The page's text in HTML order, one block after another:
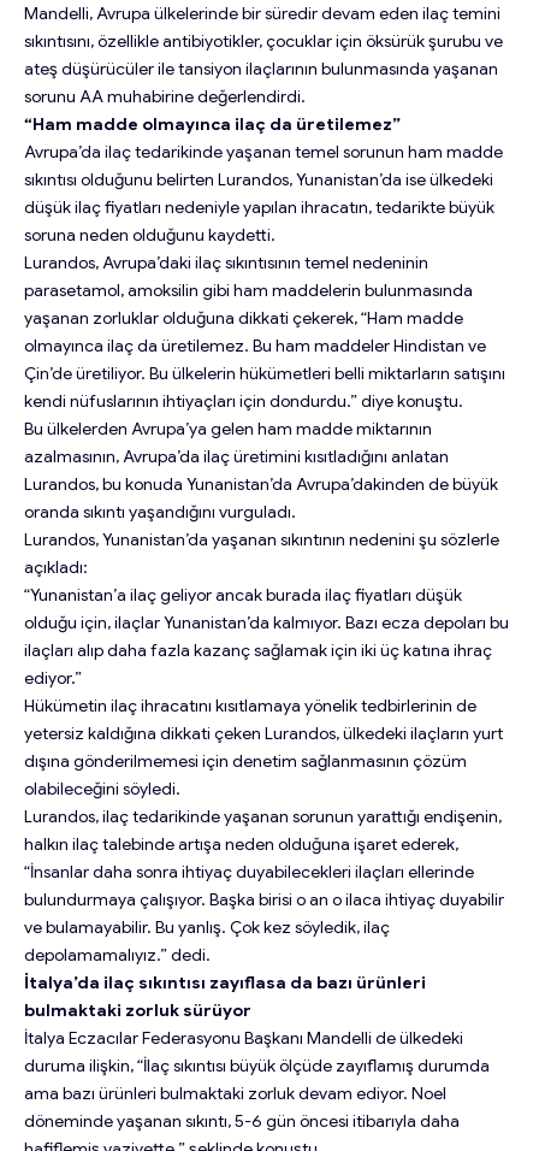
Mandelli, Avrupa ülkelerinde bir süredir devam eden ilaç temini
sıkıntısını, özellikle antibiyotikler, çocuklar için öksürük şurubu ve
ateş düşürücüler ile tansiyon ilaçlarının bulunmasında yaşanan
sorunu AA muhabirine değerlendirdi.
“Ham madde olmayınca ilaç da üretilemez”
Avrupa’da ilaç tedarikinde yaşanan temel sorunun ham madde
sıkıntısı olduğunu belirten Lurandos, Yunanistan’da ise ülkedeki
düşük ilaç fiyatları nedeniyle yapılan ihracatın, tedarikte büyük
soruna neden olduğunu kaydetti.
Lurandos, Avrupa’daki ilaç sıkıntısının temel nedeninin
parasetamol, amoksilin gibi ham maddelerin bulunmasında
yaşanan zorluklar olduğuna dikkati çekerek, “Ham madde
olmayınca ilaç da üretilemez. Bu ham maddeler Hindistan ve
Çin’de üretiliyor. Bu ülkelerin hükümetleri belli miktarların satışını
kendi nüfuslarının ihtiyaçları için dondurdu.” diye konuştu.
Bu ülkelerden Avrupa’ya gelen ham madde miktarının
azalmasının, Avrupa’da ilaç üretimini kısıtladığını anlatan
Lurandos, bu konuda Yunanistan’da Avrupa’dakinden de büyük
oranda sıkıntı yaşandığını vurguladı.
Lurandos, Yunanistan’da yaşanan sıkıntının nedenini şu sözlerle
açıkladı:
“Yunanistan’a ilaç geliyor ancak burada ilaç fiyatları düşük
olduğu için, ilaçlar Yunanistan’da kalmıyor. Bazı ecza depoları bu
ilaçları alıp daha fazla kazanç sağlamak için iki üç katına ihraç
ediyor.”
Hükümetin ilaç ihracatını kısıtlamaya yönelik tedbirlerinin de
yetersiz kaldığına dikkati çeken Lurandos, ülkedeki ilaçların yurt
dışına gönderilmemesi için denetim sağlanmasının çözüm
olabileceğini söyledi.
Lurandos, ilaç tedarikinde yaşanan sorunun yarattığı endişenin,
halkın ilaç talebinde artışa neden olduğuna işaret ederek,
“İnsanlar daha sonra ihtiyaç duyabilecekleri ilaçları ellerinde
bulundurmaya çalışıyor. Başka birisi o an o ilaca ihtiyaç duyabilir
ve bulamayabilir. Bu yanlış. Çok kez söyledik, ilaç
depolamamalıyız.” dedi.
İtalya’da ilaç sıkıntısı zayıflasa da bazı ürünleri
bulmaktaki zorluk sürüyor
İtalya Eczacılar Federasyonu Başkanı Mandelli de ülkedeki
duruma ilişkin, “İlaç sıkıntısı büyük ölçüde zayıflamış durumda
ama bazı ürünleri bulmaktaki zorluk devam ediyor. Noel
döneminde yaşanan sıkıntı, 5-6 gün öncesi itibarıyla daha